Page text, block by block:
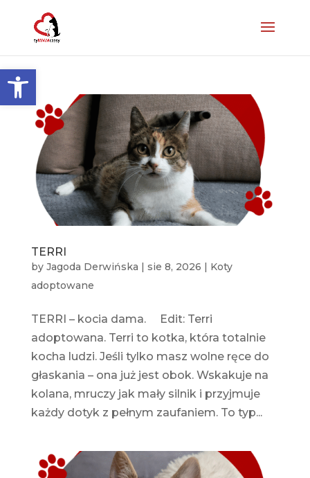
Otwórz pasek narzędzi
TERRI
by Jagoda Derwińska sie 8, 2026
Koty
adoptowane
TERRI – kocia dama. Edit: Terri
adoptowana. Terri to kotka, która totalnie
kocha ludzi. Jeśli tylko masz wolne ręce do
głaskania – ona już jest obok. Wskakuje na
kolana, mruczy jak mały silnik i przyjmuje
każdy dotyk z pełnym zaufaniem. To typ...